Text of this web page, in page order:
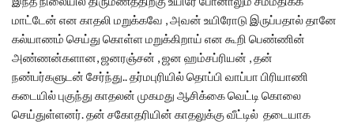
மாட்டேன் என காதலி மறுக்கவே , அவன் உயிரோடு இருப்பதால் தானே
கல்யாணம் செய்து கொள்ள மறுக்கிறாய் என கூறி பெண்ணின்
அண்ணன்களான, ஜனரஞ்சன் , ஜன‌ ஹம்சப்ரியன் , தன்
நண்பர்களுடன் சேர்ந்து.. தர்மபுரியில் தொப்பி வாப்பா பிரியாணி
கடையில் புகுந்து காதலன் முகமது ஆசிக்கை வெட்டி கொலை
செய்துள்ளனர். தன் சகோதரியின் காதலுக்கு வீட்டில் தடையாக